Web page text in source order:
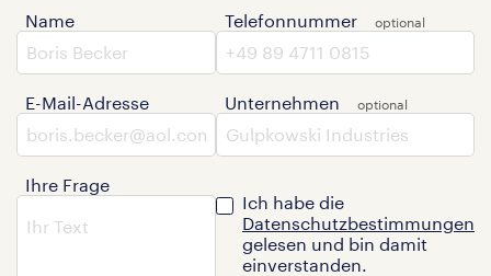
Name
E-Mail-Adresse
Ihre Frage
Telefonnummer
Unternehmen
Ich habe die
Datenschutzbestimmungen
gelesen und bin damit
einverstanden.